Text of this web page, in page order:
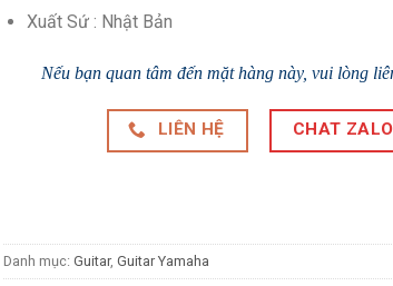
Xuất Sứ : Nhật Bản
Nếu bạn quan tâm đến mặt hàng này, vui lòng
LIÊN HỆ CHAT ZALO
Danh mục: Guitar, Guitar Yamaha